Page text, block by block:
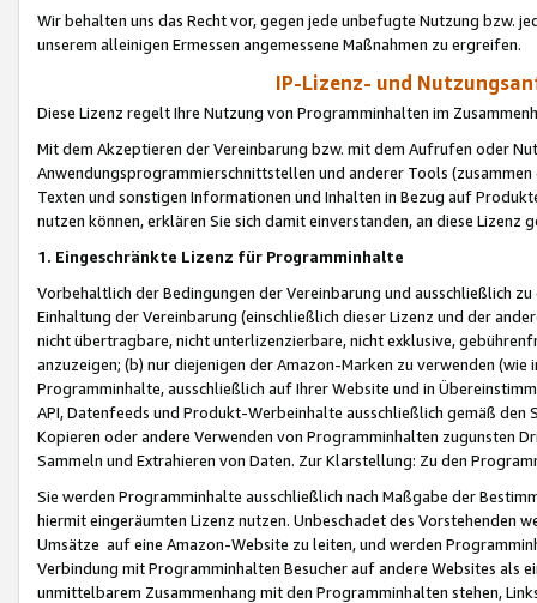
Wir behalten uns das Recht vor, gegen jede unbefugte Nutzung bzw.
unserem alleinigen Ermessen angemessene Maßnahmen zu ergreifen.
IP-Lizenz- und
Diese Lizenz regelt Ihre Nutzung von Programminhalten im
Mit dem Akzeptieren der Vereinbarung bzw. mit dem Aufrufen oder
Anwendungsprogrammierschnittstellen und anderer Tools (zusammen
Texten und sonstigen Informationen und Inhalten in Bezug auf
nutzen können, erklären Sie sich damit einverstanden, an diese Lizenz
1. Eingeschränkte Lizenz für Programminhalte
Vorbehaltlich der Bedingungen der Vereinbarung und ausschließlich
Einhaltung der Vereinbarung (einschließlich dieser Lizenz und der
nicht übertragbare, nicht unterlizenzierbare, nicht exklusive,
anzuzeigen; (b) nur diejenigen der Amazon-Marken zu verwenden
Programminhalte, ausschließlich auf Ihrer Website und in
API, Datenfeeds und Produkt-Werbeinhalte ausschließlich gemäß
Kopieren oder andere Verwenden von Programminhalten zugunsten
Sammeln und Extrahieren von Daten. Zur Klarstellung: Zu den
Sie werden Programminhalte ausschließlich nach Maßgabe der
hiermit eingeräumten Lizenz nutzen. Unbeschadet des Vorstehenden
Umsätze auf eine Amazon-Website zu leiten, und werden
Verbindung mit Programminhalten Besucher auf andere Websites als
unmittelbarem Zusammenhang mit den Programminhalten stehen,